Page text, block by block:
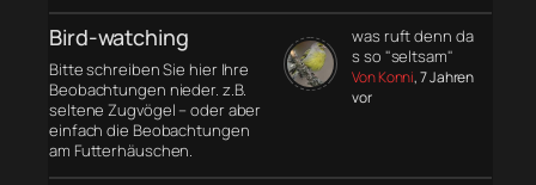
Bird-watching
Bitte schreiben Sie hier Ihre
Beobachtungen nieder. z.B.
seltene Zugvögel – oder aber
einfach die Beobachtungen
am Futterhäuschen.
was ruft denn da
s so "seltsam"
Von Konni, 7 Jahren
vor